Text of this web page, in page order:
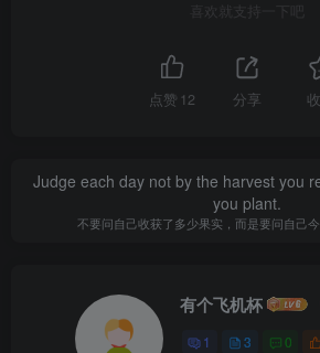
喜欢就支持一下吧
点赞 12 分享
Judge each day not by the harvest you
you plant.
不要问自己收获了多少果实，而是要问自己
有个飞机杯
1 3 0